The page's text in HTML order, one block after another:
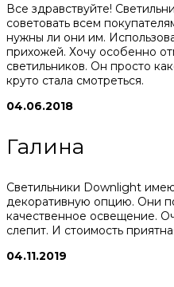
Все здравствуйте!
советовать всем
нужны ли они им.
прихожей. Хочу особенно
светильников. Он просто
круто стала смотреться.
04.06.2018
Галина
Светильники Downlight
декоративную опцию. Они
качественное освещение.
слепит. И стоимость
04.11.2019